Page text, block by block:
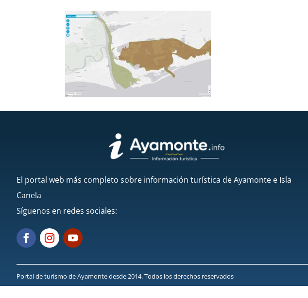
El portal web más completo sobre información turística de Ayamonte e Isla
Canela
Síguenos en redes sociales:
Portal de turismo de Ayamonte desde 2014. Todos los derechos reservados